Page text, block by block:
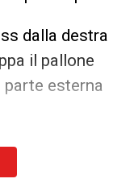
dalla destra
il pallone
esterna
–